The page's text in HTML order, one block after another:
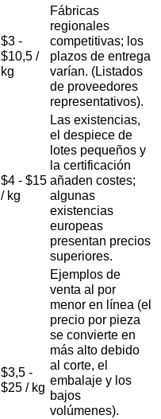
$3 -
$10,5 /
kg
Fábricas
regionales
competitivas; los
plazos de entrega
varían. (Listados
de proveedores
representativos).
$4 - $15
/ kg
Las existencias,
el despiece de
lotes pequeños y
la certificación
añaden costes;
algunas
existencias
europeas
presentan precios
superiores.
$3,5 -
$25 / kg
Ejemplos de
venta al por
menor en línea (el
precio por pieza
se convierte en
más alto debido
al corte, el
embalaje y los
bajos
volúmenes).